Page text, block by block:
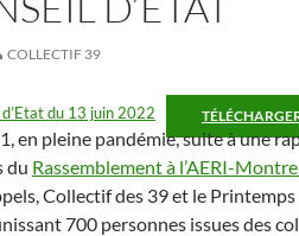
COLLECTIF 39
du 13 juin 2022
en pleine pandémie, suite à une
du Rassemblement à l’AERI-
Collectif des 39 et le Printemps
700 personnes issues des